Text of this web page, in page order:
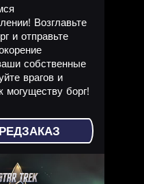
Возглавьте
и отправьте
собственные
врагов и
могуществу борг!